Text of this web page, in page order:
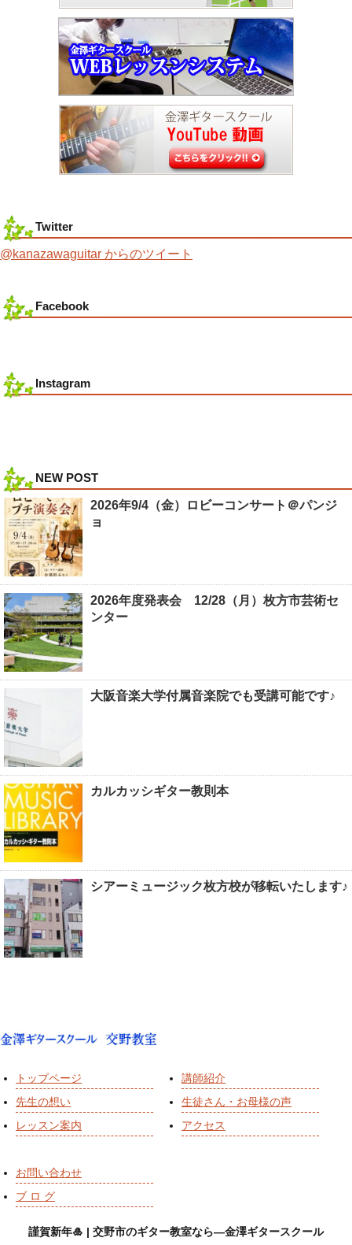
Twitter
@kanazawaguitar からのツイート
Facebook
Instagram
NEW POST
2026年9/4（金）ロビーコンサート＠パンジ
ョ
2026年度発表会 12/28（月）枚方市芸術セ
ンター
大阪音楽大学付属音楽院でも受講可能です♪
カルカッシギター教則本
シアーミュージック枚方校が移転いたします♪
トップページ
先生の想い
レッスン案内
講師紹介
生徒さん・お母様の声
アクセス
お問い合わせ
ブ ロ グ
謹賀新年🎍 | 交野市のギター教室なら―金澤ギタースクール